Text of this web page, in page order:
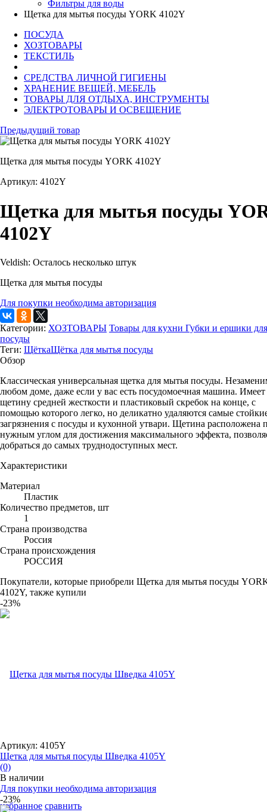
Фильтры для воды
Щетка для мытья посуды YORK 4102Y
ПОСУДА
ХОЗТОВАРЫ
ТЕКСТИЛЬ
СРЕДСТВА ЛИЧНОЙ ГИГИЕНЫ
ХРАНЕНИЕ ВЕЩЕЙ, МЕБЕЛЬ
ТОВАРЫ ДЛЯ ОТДЫХА, ИНСТРУМЕНТЫ
ЭЛЕКТРОТОВАРЫ И ОСВЕЩЕНИЕ
Предыдущий товар
Щетка для мытья посуды YORK 4102Y
Артикул: 4102Y
Щетка для мытья посуды
4102Y
Veldish: Осталось несколько штук
Щетка для мытья посуды
Для покупки необходима авторизация
Категории: ХОЗТОВАРЫ Товары для кухни Губки и ершики
посуды
Теги: ЩёткаЩётка для мытья посуды
Обзор
Классическая универсальная щетка для мытья посуды.
любом доме, даже если у вас есть посудомоечная машина. Имеет
щетину средней жесткости и пластиковый скребок на конце, с
помощью которого легко, но деликатно удаляются самые
загрязнения с посуды и кухонной утвари. Щетина расположена
нужным углом для достижения максимального эффекта,
добраться до самых труднодоступных мест.
Характеристики
Материал
Пластик
Количество предметов, шт
1
Страна производства
Россия
Страна происхождения
РОССИЯ
Покупатели, которые приобрели Щетка для мытья посуды
4102Y, также купили
-23%
избранное сравнить
Артикул: 4105Y
Щетка для мытья посуды Шведка 4105Y
(0)
В наличии
Для покупки необходима авторизация
-23%